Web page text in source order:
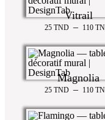
Vitrail
25 TND – 110
Magnolia
25 TND – 110